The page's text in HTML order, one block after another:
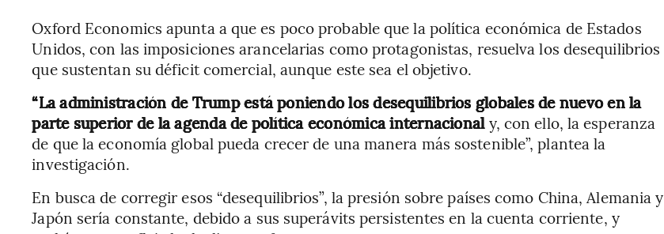
Oxford Economics apunta a que es poco probable que la política económica de Estados
Unidos, con las imposiciones arancelarias como protagonistas, resuelva los desequilibrios
que sustentan su déficit comercial, aunque este sea el objetivo.
“La administración de Trump está poniendo los desequilibrios globales de nuevo en la
parte superior de la agenda de política económica internacionaly, con ello, la esperanza
de que la economía global pueda crecer de una manera más sostenible”, plantea la
investigación.
En busca de corregir esos “desequilibrios”, la presión sobre países como China, Alemania y
Japón sería constante, debido a sus superávits persistentes en la cuenta corriente, y